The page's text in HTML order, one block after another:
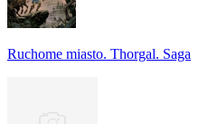
Ruchome miasto. Thorgal. Saga